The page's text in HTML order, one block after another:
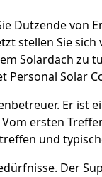
Dutzende
stellen Sie sich
Solardach zu
Solar
Er ist
ersten
und
Der